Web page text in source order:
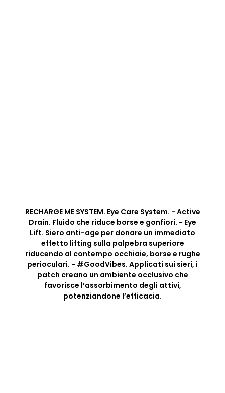
RECHARGE ME SYSTEM. Eye Care System. - Active
Drain. Fluido che riduce borse e gonfiori. - Eye
Lift. Siero anti-age per donare un immediato
effetto lifting sulla palpebra superiore
riducendo al contempo occhiaie, borse e rughe
perioculari. - #GoodVibes. Applicati sui sieri, i
patch creano un ambiente occlusivo che
favorisce l’assorbimento degli attivi,
potenziandone l’efficacia.